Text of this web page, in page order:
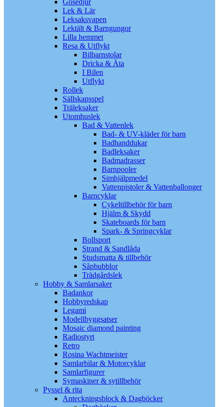
Gosedjur
Lek & Lär
Leksaksvapen
Lektält & Barngungor
Lilla hemmet
Resa & Utflykt
Bilbarnstolar
Dricka & Äta
I Bilen
Utflykt
Rollek
Sällskapsspel
Träleksaker
Utomhuslek
Bad & Vattenlek
Bad- & UV-kläder för barn
Badhanddukar
Badleksaker
Badmadrasser
Barnpooler
Simhjälpmedel
Vattenpistoler & Vattenballonger
Barncyklar
Cykeltillbehör för barn
Hjälm & Skydd
Skateboards för barn
Spark- & Springcyklar
Bollsport
Strand & Sandlåda
Studsmatta & tillbehör
Såpbubblor
Trädgårdslek
Hobby & Samlarsaker
Badankor
Hobbyredskap
Legami
Modellbyggsatser
Mosaic diamond painting
Radiostyrt
Retro
Rosina Wachtmeister
Samlarbilar & Motorcyklar
Samlarfigurer
Symaskiner & sytillbehör
Pyssel & rita
Anteckningsblock & Dagböcker